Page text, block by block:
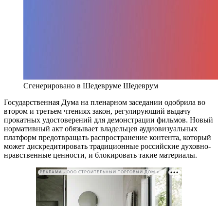
Сгенерировано в Шедевруме Шедеврум
Государственная Дума на пленарном заседании одобрила во
втором и третьем чтениях закон, регулирующий выдачу
прокатных удостоверений для демонстрации фильмов. Новый
нормативный акт обязывает владельцев аудиовизуальных
платформ предотвращать распространение контента, который
может дискредитировать традиционные российские духовно-
нравственные ценности, и блокировать такие материалы.
РЕКЛАМА • ООО СТРОИТЕЛЬНЫЙ ТОРГОВЫЙ ДОМ «ПЕТРОВИЧ». ИНН: 7802348846